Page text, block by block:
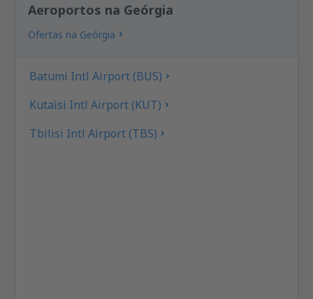
Aeroportos na Geórgia
Ofertas na Geórgia
Batumi Intl Airport (BUS)
Kutaisi Intl Airport (KUT)
Tbilisi Intl Airport (TBS)